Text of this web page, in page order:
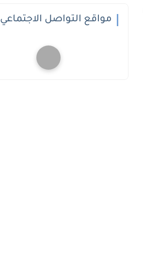
مواقع التواصل الاجتماعي